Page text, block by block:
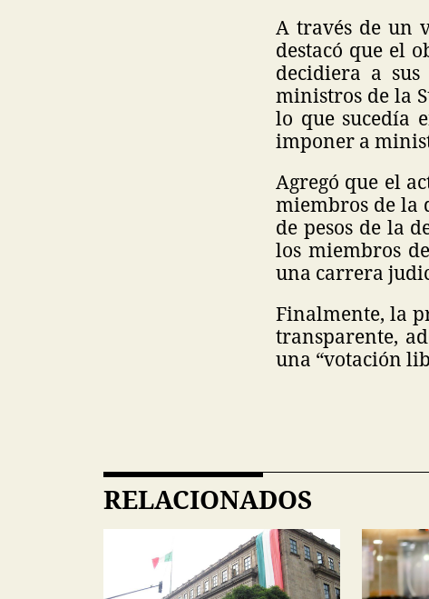
A través de un
destacó que el
decidiera a sus
ministros de la
lo que sucedía
imponer a
Agregó que el
miembros de la
de pesos de la
los miembros
una carrera
Finalmente, la
transparente,
una “votación
RELACIONADOS